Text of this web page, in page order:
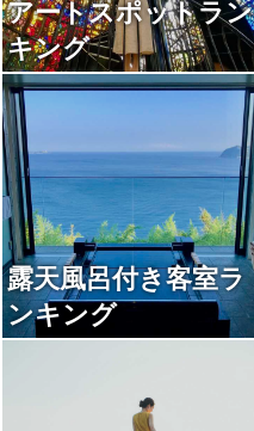
アートスポットラン
キング
露天風呂付き客室ラ
ンキング